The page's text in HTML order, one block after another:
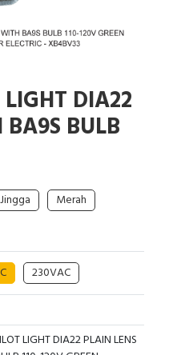
DIA22
BULB
Jingga
Merah
230VAC
LIGHT DIA22 PLAIN LENS